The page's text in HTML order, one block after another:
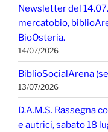
Newsletter del
mercatobio,
BioOsteria.
14/07/2026
BiblioSocialArena
13/07/2026
D.A.M.S. Rassegna
e autrici, sabato 18